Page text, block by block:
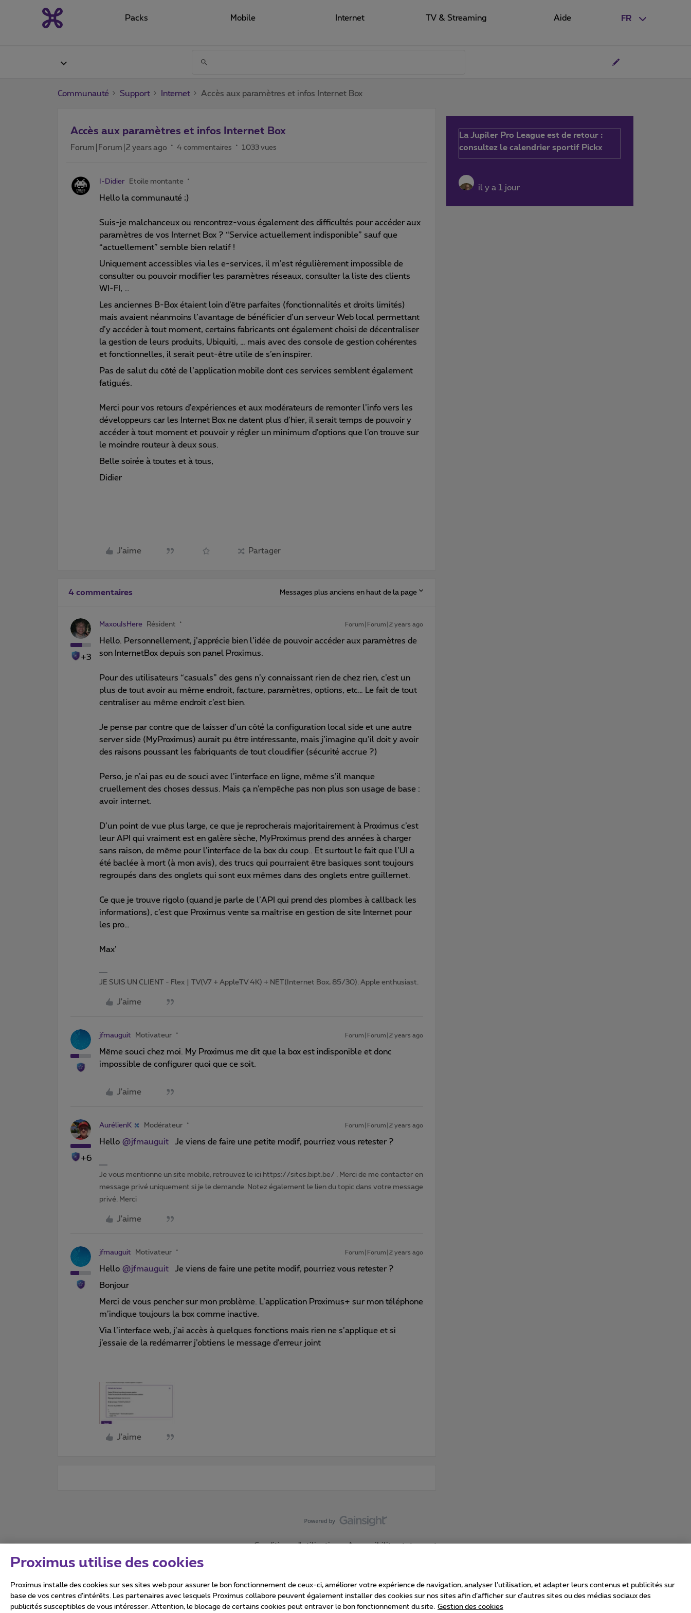
FR
Packs Mobile Internet TV & Streaming Aide
Communauté Support Internet Accès aux paramètres et infos Internet Box
Accès aux paramètres et infos Internet Box
Forum|Forum|2 years ago 4 commentaires 1033 vues
I-Didier Etoile montante
Hello la communauté ;)
Suis-je malchanceux ou rencontrez-vous également des difficultés pour accéder aux
paramètres de vos Internet Box ? “Service actuellement indisponible” sauf que
“actuellement” semble bien relatif !
Uniquement accessibles via les e-services, il m’est régulièrement impossible de
consulter ou pouvoir modifier les paramètres réseaux, consulter la liste des clients
WI-FI, …
Les anciennes B-Box étaient loin d’être parfaites (fonctionnalités et droits limités)
mais avaient néanmoins l’avantage de bénéficier d’un serveur Web local permettant
d’y accéder à tout moment, certains fabricants ont également choisi de décentraliser
la gestion de leurs produits, Ubiquiti, … mais avec des console de gestion cohérentes
et fonctionnelles, il serait peut-être utile de s’en inspirer.
Pas de salut du côté de l’application mobile dont ces services semblent également
fatigués.
Merci pour vos retours d’expériences et aux modérateurs de remonter l’info vers les
développeurs car les Internet Box ne datent plus d’hier, il serait temps de pouvoir y
accéder à tout moment et pouvoir y régler un minimum d’options que l’on trouve sur
le moindre routeur à deux sous.
Belle soirée à toutes et à tous,
Didier
J'aime Partager
4 commentaires Messages plus anciens en haut de la page
+3
MaxouIsHere Résident Forum|Forum|2 years ago
Hello. Personnellement, j’apprécie bien l’idée de pouvoir accéder aux paramètres de
son InternetBox depuis son panel Proximus.
Pour des utilisateurs “casuals” des gens n’y connaissant rien de chez rien, c’est un
plus de tout avoir au même endroit, facture, paramètres, options, etc… Le fait de tout
centraliser au même endroit c’est bien.
Je pense par contre que de laisser d’un côté la configuration local side et une autre
server side (MyProximus) aurait pu être intéressante, mais j’imagine qu’il doit y avoir
des raisons poussant les fabriquants de tout cloudifier (sécurité accrue ?)
Perso, je n’ai pas eu de souci avec l’interface en ligne, même s’il manque
cruellement des choses dessus. Mais ça n’empêche pas non plus son usage de base :
avoir internet.
D’un point de vue plus large, ce que je reprocherais majoritairement à Proximus c’est
leur API qui vraiment est en galère sèche, MyProximus prend des années à charger
sans raison, de même pour l’interface de la box du coup.. Et surtout le fait que l’UI a
été baclée à mort (à mon avis), des trucs qui pourraient être basiques sont toujours
regroupés dans des onglets qui sont eux mêmes dans des onglets entre guillemet.
Ce que je trouve rigolo (quand je parle de l’API qui prend des plombes à callback les
informations), c’est que Proximus vente sa maîtrise en gestion de site Internet pour
les pro…
Max’
JE SUIS UN CLIENT - Flex | TV(V7 + AppleTV 4K) + NET(Internet Box, 85/30). Apple enthusiast.
J'aime
jfmauguit Motivateur Forum|Forum|2 years ago
Même souci chez moi. My Proximus me dit que la box est indisponible et donc
impossible de configurer quoi que ce soit.
J'aime
+6
AurélienK Modérateur Forum|Forum|2 years ago
Hello @jfmauguit Je viens de faire une petite modif, pourriez vous retester ?
Je vous mentionne un site mobile, retrouvez le ici https://sites.bipt.be/ . Merci de me contacter en
message privé uniquement si je le demande. Notez également le lien du topic dans votre message
privé. Merci
J'aime
jfmauguit Motivateur Forum|Forum|2 years ago
Hello @jfmauguit Je viens de faire une petite modif, pourriez vous retester ?
Bonjour
Merci de vous pencher sur mon problème. L’application Proximus+ sur mon téléphone
m’indique toujours la box comme inactive.
Via l’interface web, j’ai accès à quelques fonctions mais rien ne s’applique et si
j’essaie de la redémarrer j’obtiens le message d’erreur joint
J'aime
La Jupiler Pro League est de retour :
consultez le calendrier sportif Pickx
il y a 1 jour
Conditions d'utilisation Accessibility statement
Tous droits réservés. ©2026Proximus
Proximus utilise des cookies
Proximus installe des cookies sur ses sites web pour assurer le bon fonctionnement de ceux-ci, améliorer votre expérience de navigation, analyser l’utilisation, et adapter leurs contenus et publicités sur
base de vos centres d’intérêts. Les partenaires avec lesquels Proximus collabore peuvent également installer des cookies sur nos sites afin d’afficher sur d'autres sites ou des médias sociaux des
publicités susceptibles de vous intéresser. Attention, le blocage de certains cookies peut entraver le bon fonctionnement du site. Gestion des cookies